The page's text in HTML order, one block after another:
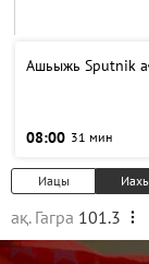
Ашьыжь Sputnik
08:00 31 мин
Иацы
ақ. Гагра 101.3